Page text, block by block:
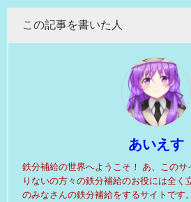
この記事を書いた人
あいえす
鉄分補給の世界へようこそ！ あ、このサ
りないの方々の鉄分補給のお役には全く
のみなさんの鉄分補給をするサイトです